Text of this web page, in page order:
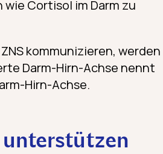
Cortisol im Darm zu
kommunizieren, werden
Darm-Hirn-Achse nennt
Hirn-Achse.